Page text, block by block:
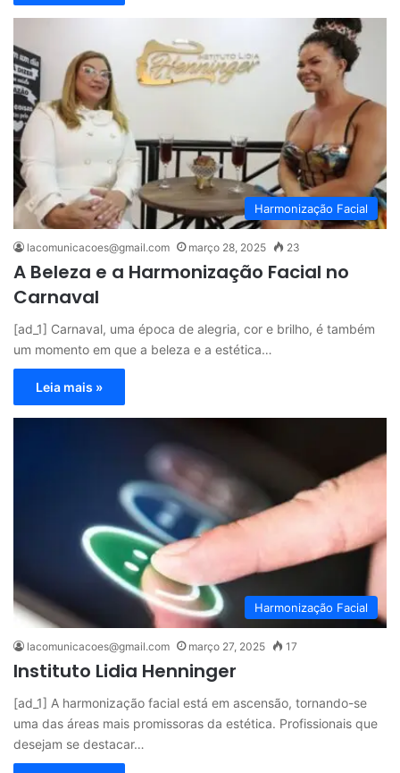
Harmonização Facial
lacomunicacoes@gmail.com março 28, 2025 23
A Beleza e a Harmonização Facial no
Carnaval
[ad_1] Carnaval, uma época de alegria, cor e brilho, é também
um momento em que a beleza e a estética…
Leia mais »
Harmonização Facial
lacomunicacoes@gmail.com março 27, 2025 17
Instituto Lidia Henninger
[ad_1] A harmonização facial está em ascensão, tornando-se
uma das áreas mais promissoras da estética. Profissionais que
desejam se destacar…